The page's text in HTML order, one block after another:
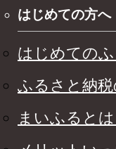
はじめての方へ
はじめての
ふるさと納
まいふるとは